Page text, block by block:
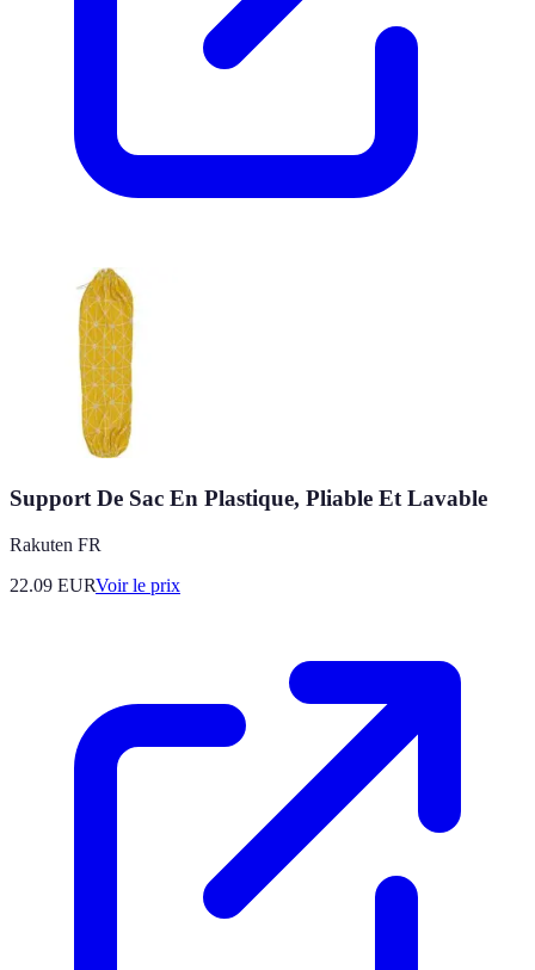
Support De Sac En Plastique, Pliable Et Lavable
Rakuten FR
22.09 EURVoir le prix